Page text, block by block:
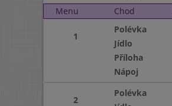
Menu
Chod
1
Polévka
Jídlo
Příloha
Nápoj
2
Polévka